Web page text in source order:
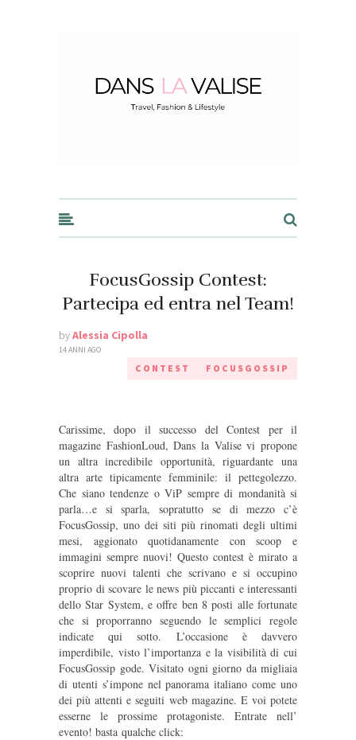
FocusGossip Contest:
Partecipa ed entra nel Team!
byAlessia Cipolla
14 ANNI AGO
CONTEST FOCUSGOSSIP
Carissime, dopo il successo del Contest per il
magazine FashionLoud, Dans la Valise vi propone
un altra incredibile opportunità, riguardante una
altra arte tipicamente femminile: il pettegolezzo.
Che siano tendenze o ViP sempre di mondanità si
parla…e si sparla, sopratutto se di mezzo c’è
FocusGossip, uno dei siti più rinomati degli ultimi
mesi, aggionato quotidanamente con scoop e
immagini sempre nuovi! Questo contest è mirato a
scoprire nuovi talenti che scrivano e si occupino
proprio di scovare le news più piccanti e interessanti
dello Star System, e offre ben 8 posti alle fortunate
che si proporranno seguendo le semplici regole
indicate qui sotto. L’occasione è davvero
imperdibile, visto l’importanza e la visibilità di cui
FocusGossip gode. Visitato ogni giorno da migliaia
di utenti s’impone nel panorama italiano come uno
dei più attenti e seguiti web magazine. E voi potete
esserne le prossime protagoniste. Entrate nell’
evento! basta qualche click: